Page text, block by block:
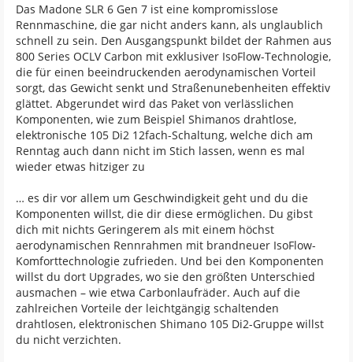
Das Madone SLR 6 Gen 7 ist eine kompromisslose
Rennmaschine, die gar nicht anders kann, als unglaublich
schnell zu sein. Den Ausgangspunkt bildet der Rahmen aus
800 Series OCLV Carbon mit exklusiver IsoFlow-Technologie,
die für einen beeindruckenden aerodynamischen Vorteil
sorgt, das Gewicht senkt und Straßenunebenheiten effektiv
glättet. Abgerundet wird das Paket von verlässlichen
Komponenten, wie zum Beispiel Shimanos drahtlose,
elektronische 105 Di2 12fach-Schaltung, welche dich am
Renntag auch dann nicht im Stich lassen, wenn es mal
wieder etwas hitziger zu
… es dir vor allem um Geschwindigkeit geht und du die
Komponenten willst, die dir diese ermöglichen. Du gibst
dich mit nichts Geringerem als mit einem höchst
aerodynamischen Rennrahmen mit brandneuer IsoFlow-
Komforttechnologie zufrieden. Und bei den Komponenten
willst du dort Upgrades, wo sie den größten Unterschied
ausmachen – wie etwa Carbonlaufräder. Auch auf die
zahlreichen Vorteile der leichtgängig schaltenden
drahtlosen, elektronischen Shimano 105 Di2-Gruppe willst
du nicht verzichten.